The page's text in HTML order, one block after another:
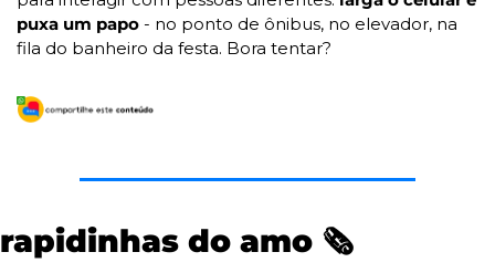
puxa um papo - no ponto de ônibus, no elevador, na
fila do banheiro da festa. Bora tentar?
rapidinhas do amo 🗞